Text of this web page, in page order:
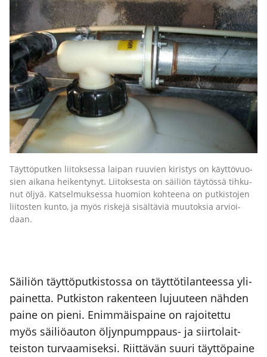
Täyt­tö­put­ken lii­tok­ses­sa lai­pan ruu­vien kiris­tys on käyt­tö­vuo­
sien aika­na hei­ken­ty­nyt. Lii­tok­ses­ta on säi­liön täy­tös­sä tih­ku­
nut öljyä. Kat­sel­muk­ses­sa huo­mion koh­tee­na on put­kis­to­jen
lii­tos­ten kun­to, ja myös ris­ke­jä sisäl­tä­viä muu­tok­sia arvioi­
daan.
Säi­liön täyt­tö­put­kis­tos­sa on täyt­tö­ti­lan­tees­sa yli­
pai­net­ta. Put­kis­ton raken­teen lujuu­teen näh­den
pai­ne on pie­ni. Enim­mäis­pai­ne on rajoi­tet­tu
myös säi­liö­au­ton öljyn­pump­paus- ja siir­to­lait­
teis­ton tur­vaa­mi­sek­si. Riit­tä­vän suu­ri täyt­tö­pai­ne